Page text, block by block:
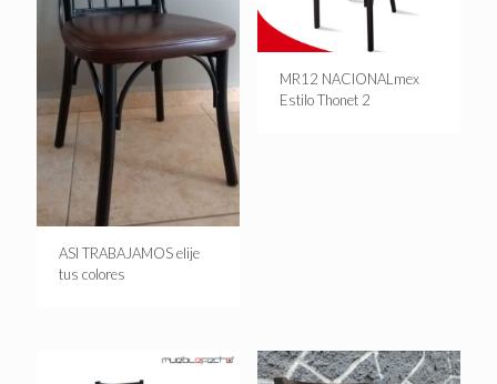
ASI TRABAJAMOS elije
tus colores
MR12 NACIONALmex
Estilo Thonet 2